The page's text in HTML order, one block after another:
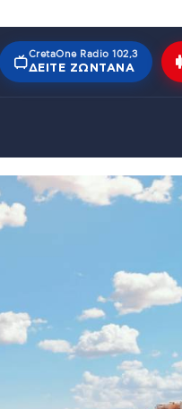
CretaOne Radio 102,3
ΔΕΊΤΕ ΖΩΝΤΑΝΆ